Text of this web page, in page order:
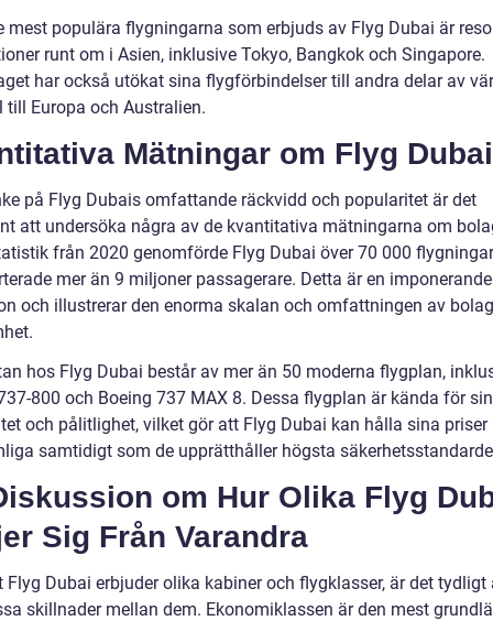
mest populära flygningarna som erbjuds av Flyg Dubai är
runt om i Asien, inklusive Tokyo, Bangkok och Singapore.
har också utökat sina flygförbindelser till andra delar av
till Europa och Australien.
Mätningar om Flyg Dubai
på Flyg Dubais omfattande räckvidd och popularitet är det
att undersöka några av de kvantitativa mätningarna om
från 2020 genomförde Flyg Dubai över 70 000
mer än 9 miljoner passagerare. Detta är en imponerande
och illustrerar den enorma skalan och omfattningen av
hos Flyg Dubai består av mer än 50 moderna flygplan,
800 och Boeing 737 MAX 8. Dessa flygplan är kända för sin
och pålitlighet, vilket gör att Flyg Dubai kan hålla sina priser
samtidigt som de upprätthåller högsta
om Hur Olika Flyg
Sig Från Varandra
Flyg Dubai erbjuder olika kabiner och flygklasser, är det tydligt
skillnader mellan dem. Ekonomiklassen är den mest